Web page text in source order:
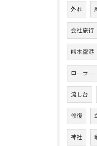
外れ
会社旅行
熊本空港
ローラー
流し台
修復
神社